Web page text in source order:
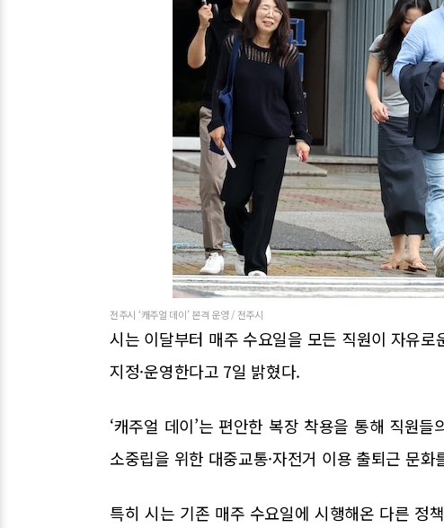
전주시 ‘캐주얼 데이’ 본격 운영 / 전주시
시는 이달부터 매주 수요일을 모든 직원이 자유로
지정·운영한다고 7일 밝혔다.
‘캐주얼 데이’는 편안한 복장 착용을 통해 직원
소중립을 위한 대중교통·자전거 이용 출퇴근 문
특히 시는 기존 매주 수요일에 시행해온 다른 정